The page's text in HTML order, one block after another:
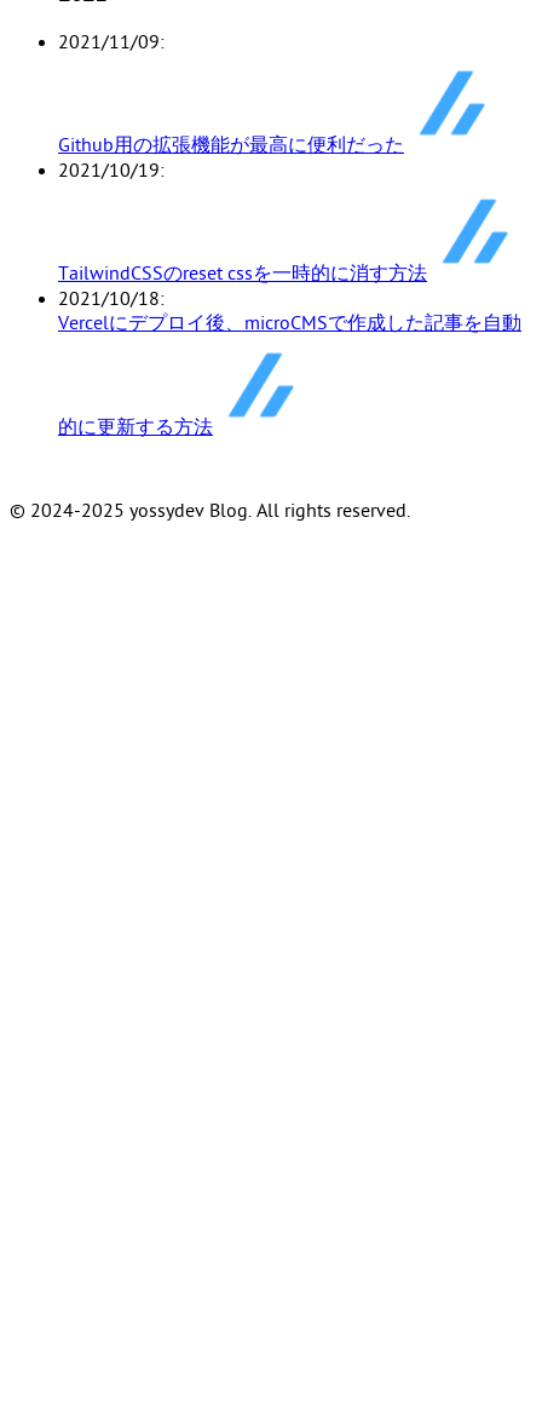
2021/11/09
Github用の拡張機能が最高に便利だった
2021/10/19
TailwindCSSのreset cssを一時的に消す方法
2021/10/18
Vercelにデプロイ後、microCMSで作成した記事を自動
的に更新する方法
© 2024-2025 yossydev Blog. All rights reserved.